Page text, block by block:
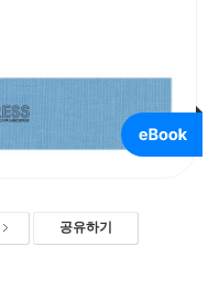
공유하기